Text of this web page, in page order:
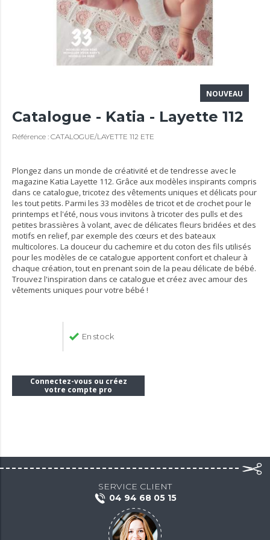
NOUVEAU
Catalogue - Katia - Layette 112
Référence : CATALOGUE/LAYETTE 112 ETE
Plongez dans un monde de créativité et de tendresse avec le
magazine Katia Layette 112. Grâce aux modèles inspirants compris
dans ce catalogue, tricotez des vêtements uniques et délicats pour
les tout petits. Parmi les 33 modèles de tricot et de crochet pour le
printemps et l'été, nous vous invitons à tricoter des pulls et des
petites brassières à volant, avec de délicates fleurs bridées et des
motifs en relief, par exemple des cœurs et des bateaux
multicolores. La douceur du cachemire et du coton des fils utilisés
pour les modèles de ce catalogue apportent confort et chaleur à
chaque création, tout en prenant soin de la peau délicate de bébé.
Trouvez l'inspiration dans ce catalogue et créez avec amour des
vêtements uniques pour votre bébé !
En stock
Connectez-vous ou créez
votre compte pro
SERVICE CLIENT
04 94 68 05 15